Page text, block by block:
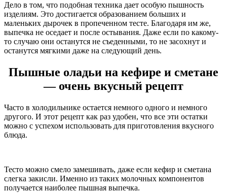
Дело в том, что подобная техника дает особую пышность
изделиям. Это достигается образованием больших и
маленьких дырочек в пропеченном тесте. Благодаря им же,
выпечка не оседает и после остывания. Даже если по какому-
то случаю они останутся не съеденными, то не засохнут и
останутся мягкими даже на следующий день.
Пышные оладьи на кефире и сметане
— очень вкусный рецепт
Часто в холодильнике остается немного одного и немного
другого. И этот рецепт как раз удобен, что все эти остатки
можно с успехом использовать для приготовления вкусного
блюда.
Тесто можно смело замешивать, даже если кефир и сметана
слегка закисли. Именно из таких молочных компонентов
получается наиболее пышная выпечка.